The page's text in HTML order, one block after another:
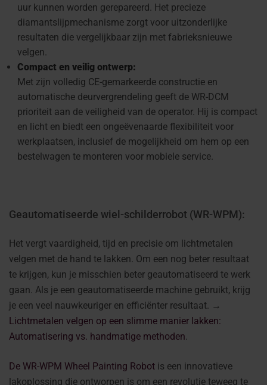
uur kunnen worden gerepareerd. Het precieze
diamantslijpmechanisme zorgt voor uitzonderlijke
resultaten die vergelijkbaar zijn met fabrieksnieuwe
velgen.
Compact en veilig ontwerp:
Met zijn volledig CE-gemarkeerde constructie en
automatische deurvergrendeling geeft de WR-DCM
prioriteit aan de veiligheid van de operator. Hij is compact
en licht en biedt een ongeëvenaarde flexibiliteit voor
werkplaatsen, inclusief de mogelijkheid om hem op een
bestelwagen te monteren voor mobiele service.
Geautomatiseerde wiel-schilderrobot (WR-WPM):
Het vergt vaardigheid, tijd en precisie om lichtmetalen
velgen met de hand te lakken. Om een nog beter resultaat
te krijgen, kun je misschien beter geautomatiseerd te werk
gaan. Als je een geautomatiseerde machine gebruikt, krijg
je een veel nauwkeuriger en efficiënter resultaat. →
Lichtmetalen velgen op een slimme manier lakken:
Automatisering vs. handmatige methoden.
De WR-WPM Wheel Painting Robot is een innovatieve
lakoplossing die ontworpen is om een revolutie teweeg te